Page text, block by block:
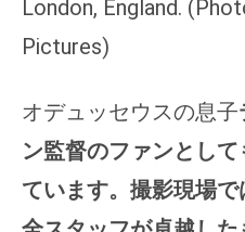
London, England.
Pictures)
オデュッセウスの息子
ン監督のファンとし
ています。撮影現場